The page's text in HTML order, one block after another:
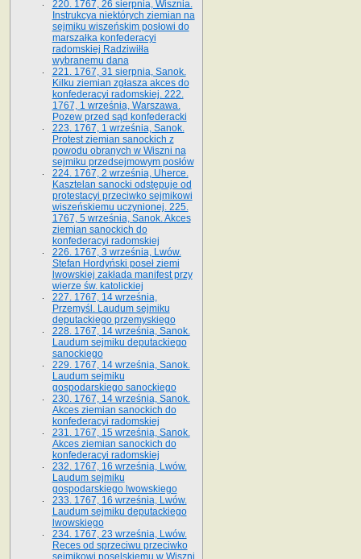
220. 1767, 26 sierpnia, Wisznia.
Instrukcya niektórych ziemian na
sejmiku wiszeńskim posłowi do
marszałka konfe­deracyi
radomskiej Radziwiłła
wybranemu dana
221. 1767, 31 sierpnia, Sanok.
Kilku ziemian zgłasza akces do
konfederacyi radomskiej. 222.
1767, 1 września, Warszawa.
Pozew przed sąd konfederacki
223. 1767, 1 września, Sanok.
Protest ziemian sanockich z
powodu obranych w Wiszni na
sejmiku przedsejmo­wym posłów
224. 1767, 2 września, Uherce.
Kasztelan sanocki odstępuje od
protestacyi przeciwko sejmikowi
wiszeńskiemu uczynionej. 225.
1767, 5 września, Sanok. Akces
ziemian sanockich do
konfederacyi radomskiej
226. 1767, 3 września, Lwów.
Stefan Hordyński poseł ziemi
lwowskiej zakłada manifest przy
wierze św. ka­tolickiej
227. 1767, 14 września,
Przemyśl. Laudum sejmiku
deputackiego przemyskiego
228. 1767, 14 września, Sanok.
Laudum sejmiku deputackiego
sanockiego
229. 1767, 14 września, Sanok.
Laudum sejmiku
gospodarskiego sanockiego
230. 1767, 14 września, Sanok.
Akces ziemian sanockich do
konfederacyi radomskiej
231. 1767, 15 września, Sanok.
Akces ziemian sanockich do
konfederacyi radomskiej
232. 1767, 16 września, Lwów.
Laudum sejmiku
gospodarskiego lwowskiego
233. 1767, 16 września, Lwów.
Laudum sejmiku deputackiego
lwowskiego
234. 1767, 23 września, Lwów.
Reces od sprzeciwu przeciwko
sejmikowi poselskiemu w Wiszni